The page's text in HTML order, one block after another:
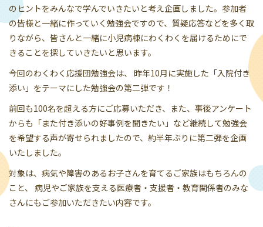
のヒントをみんなで学んでいきたいと考え企画しました。参加者
の皆様と一緒に作っていく勉強会ですので、質疑応答などを多く取
りながら、皆さんと一緒に小児病棟にわくわくを届けるためにで
きることを探していきたいと思います。
今回のわくわく応援団勉強会は、 昨年10月に実施した「入院付き
添い」をテーマにした勉強会の第二弾です！
前回も100名を超える方にご応募いただき、また、事後アンケート
からも「また付き添いの好事例を聞きたい」など継続して勉強会
を希望する声が寄せられましたので、約半年ぶりに第二弾を企画
いたしました。
対象は、病気や障害のあるお子さんを育てるご家族はもちろんの
こと、 病児やご家族を支える医療者・支援者・教育関係者のみな
さんにもご参加いただきたい内容です。